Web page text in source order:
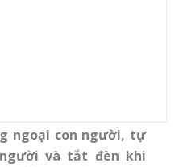
ngoại con người, tự
và tắt đèn khi